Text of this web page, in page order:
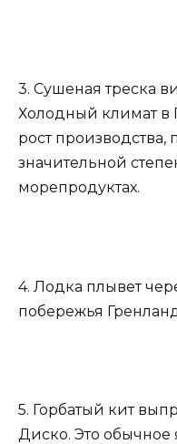
3. Сушеная треска
Холодный климат в
рост производства,
значительной
морепродуктах.
4. Лодка плывет
побережья
5. Горбатый кит
Диско. Это обычное